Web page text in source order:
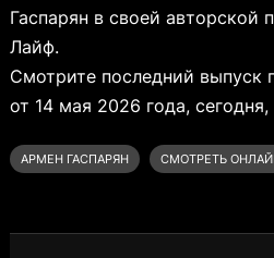
Гаспарян в своей авторской
Лайф.
Смотрите последний выпуск
от 14 мая 2026 года,
АРМЕН ГАСПАРЯН СМОТРЕТЬ